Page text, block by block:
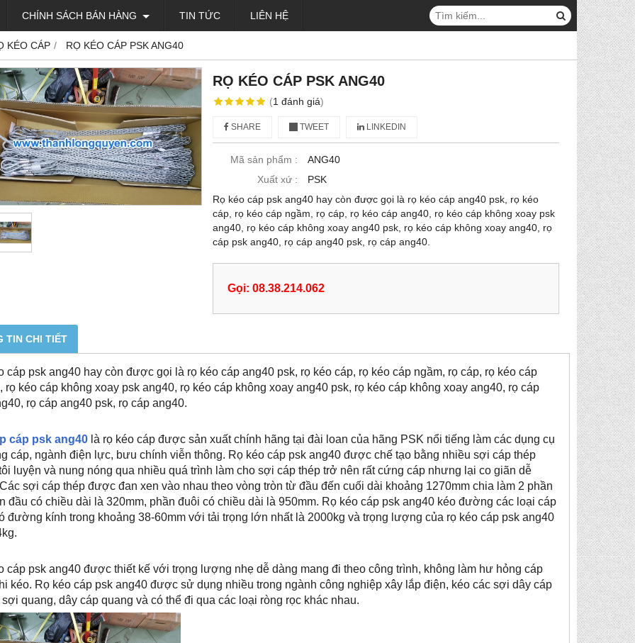
CHÍNH SÁCH BÁN HÀNG TIN TỨC LIÊN HỆ
KÉO CÁP RỌ KÉO CÁP PSK ANG40
RỌ KÉO CÁP PSK ANG40
(1 đánh giá)
SHARE TWEET LINKEDIN
Mã sản phẩm :
ANG40
Xuất xứ :
PSK
Rọ kéo cáp psk ang40 hay còn được gọi là rọ kéo cáp ang40 psk, rọ kéo
cáp, rọ kéo cáp ngầm, rọ cáp, rọ kéo cáp ang40, rọ kéo cáp không xoay psk
ang40, rọ kéo cáp không xoay ang40 psk, rọ kéo cáp không xoay ang40, rọ
cáp psk ang40, rọ cáp ang40 psk, rọ cáp ang40.
Gọi: 08.38.214.062
TIN CHI TIẾT
cáp psk ang40 hay còn được gọi là rọ kéo cáp ang40 psk, rọ kéo cáp, rọ kéo cáp ngầm, rọ cáp, rọ kéo cáp
rọ kéo cáp không xoay psk ang40, rọ kéo cáp không xoay ang40 psk, rọ kéo cáp không xoay ang40, rọ cáp
rọ cáp ang40 psk, rọ cáp ang40.
cáp psk ang40 là rọ kéo cáp được sản xuất chính hãng tại đài loan của hãng PSK nổi tiếng làm các dụng cụ
cáp, ngành điện lực, bưu chính viễn thông. Rọ kéo cáp psk ang40 được chế tạo bằng nhiều sợi cáp thép
luyện và nung nóng qua nhiều quá trình làm cho sợi cáp thép trở nên rất cứng cáp nhưng lại co giãn dễ
sợi cáp thép được đan xen vào nhau theo vòng tròn từ đầu đến cuối dài khoảng 1270mm chia làm 2 phần
đầu có chiều dài là 320mm, phần đuôi có chiều dài là 950mm. Rọ kéo cáp psk ang40 kéo đường các loại cáp
đường kính trong khoảng 38-60mm với tải trọng lớn nhất là 2000kg và trọng lượng của rọ kéo cáp psk ang40
cáp psk ang40 được thiết kế với trọng lượng nhẹ dễ dàng mang đi theo công trình, không làm hư hỏng cáp
kéo. Rọ kéo cáp psk ang40 được sử dụng nhiều trong ngành công nghiệp xây lắp điện, kéo các sợi dây cáp
sợi quang, dây cáp quang và có thể đi qua các loại ròng rọc khác nhau.